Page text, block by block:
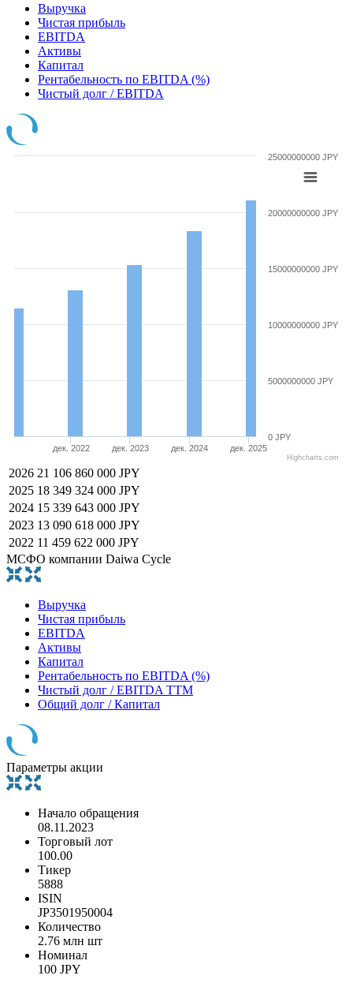
Выручка
Чистая прибыль
EBITDA
Активы
Капитал
Рентабельность по EBITDA (%)
Чистый долг / EBITDA
дек. 2022 дек. 2023 дек. 2024 дек. 2025
0 JPY
5000000000 JPY
10000000000 JPY
15000000000 JPY
20000000000 JPY
25000000000 JPY
Highcharts.com
2026 21 106 860 000 JPY
2025 18 349 324 000 JPY
2024 15 339 643 000 JPY
2023 13 090 618 000 JPY
2022 11 459 622 000 JPY
МСФО компании Daiwa Cycle
Выручка
Чистая прибыль
EBITDA
Активы
Капитал
Рентабельность по EBITDA (%)
Чистый долг / EBITDA TTM
Общий долг / Капитал
Параметры акции
Начало обращения
08.11.2023
Торговый лот
100.00
Тикер
5888
ISIN
JP3501950004
Количество
2.76 млн шт
Номинал
100 JPY